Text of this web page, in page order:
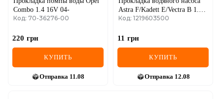
Combo 1.4 16V 04-
Код: 70-36276-00
220 грн
КУПИТЬ
Отправка 11.08
Astra F/Kadett E/Vectra B 1.3-
2.2 -03
Код: 1219603500
11 грн
КУПИТЬ
Отправка 12.08